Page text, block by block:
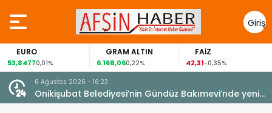
Giriş
Yap
0,01%
GRAM ALTIN
6.168,060,22%
FAİZ
42,31 -0,35%
6 Ağustos 2026 - 16:23
Onikişubat Belediyesi’nin Gündüz Bakımevi’nde yeni
dönemin ön kayıtları başladı.